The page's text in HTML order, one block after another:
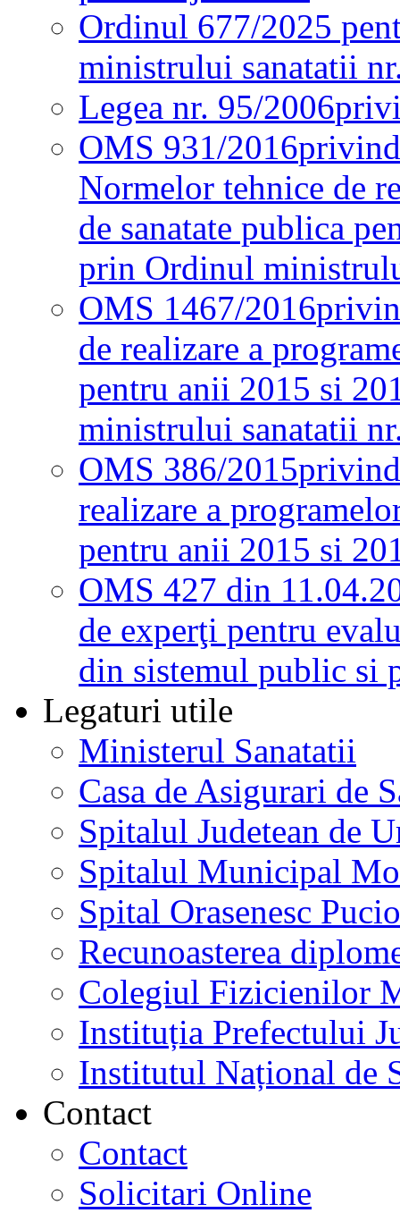
Ordinul 677/2025
ministrului sanatatii
Legea nr. 95/2006
OMS 931/2016
Normelor tehnice de
de sanatate publica
prin Ordinul
OMS 1467/2016
de realizare a
pentru anii 2015 si
ministrului sanatatii
OMS 386/2015
realizare a
pentru anii 2015 si
OMS 427 din
de experţi pentru
din sistemul public si
Legaturi utile
Ministerul Sanatatii
Casa de Asigurari de
Spitalul Judetean de
Spitalul Municipal
Spital Orasenesc
Recunoasterea
Colegiul Fizicienilor
Instituția Prefectului
Institutul Național de
Contact
Contact
Solicitari Online